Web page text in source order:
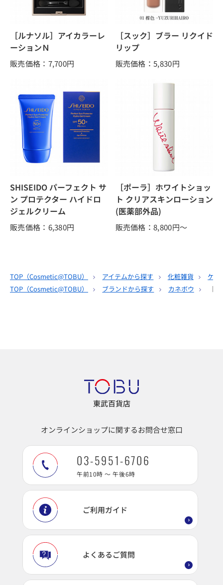
［ルナソル］アイカラーレ
ーションＮ
販売価格：7,700円
［スック］ブラー リクイド
リップ
販売価格：5,830円
SHISEIDO パーフェクト サ
ン プロテクター ハイドロ
ジェルクリーム
販売価格：6,380円
［ポーラ］ホワイトショッ
ト クリアスキンローション
(医薬部外品)
販売価格：8,800円～
TOP（Cosmetic@TOBU） アイテムから探す 化粧雑貨
ケー
TOP（Cosmetic@TOBU） ブランドから探す カネボウ ［
東武百貨店
オンラインショップに関するお問合せ窓口
03-5951-6706
午前10時 ～ 午後6時
ご利用ガイド
よくあるご質問